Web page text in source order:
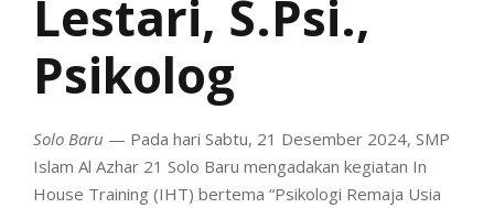
Lestari, S.Psi.,
Psikolog
Solo Baru — Pada hari Sabtu, 21 Desember 2024, SMP
Islam Al Azhar 21 Solo Baru mengadakan kegiatan In
House Training (IHT) bertema “Psikologi Remaja Usia